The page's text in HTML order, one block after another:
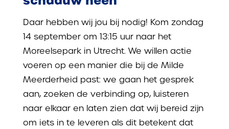
Daar hebben wij jou bij nodig! Kom zondag
14 september om 13:15 uur naar het
Moreelsepark in Utrecht. We willen actie
voeren op een manier die bij de Milde
Meerderheid past: we gaan het gesprek
aan, zoeken de verbinding op, luisteren
naar elkaar en laten zien dat wij bereid zijn
om iets in te leveren als dit betekent dat